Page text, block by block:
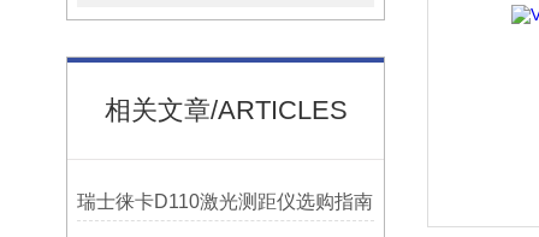
相关文章/ARTICLES
瑞士徕卡D110激光测距仪选购指南